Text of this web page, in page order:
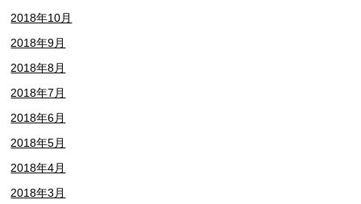
2018年10月
2018年9月
2018年8月
2018年7月
2018年6月
2018年5月
2018年4月
2018年3月